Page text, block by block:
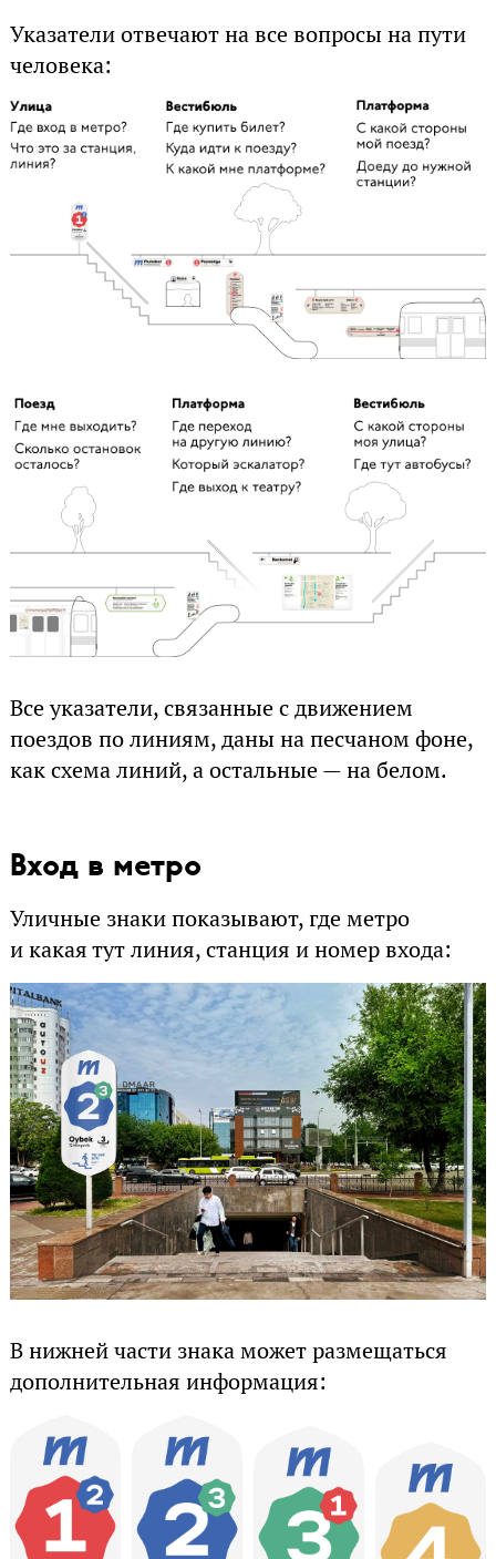
Указатели отвечают на все вопросы на пути
человека:
Все указатели, связанные с движением
поездов по линиям, даны на песчаном фоне,
как схема линий, а остальные — на белом.
Вход в метро
Уличные знаки показывают, где метро
и какая тут линия, станция и номер входа:
В нижней части знака может размещаться
дополнительная информация: